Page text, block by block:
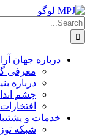
درباره جهان آرا
معرفی
درباره
چشم انداز
افتخارات
خدمات و
شبکه